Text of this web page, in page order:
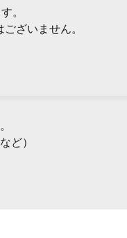
。
ざいません。
ど）